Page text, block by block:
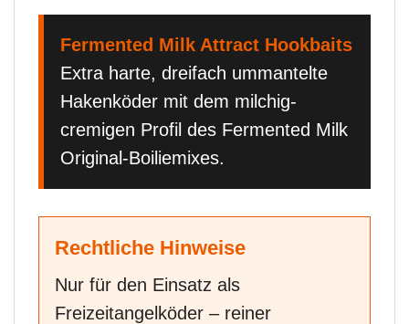
Fermented Milk Attract Hookbaits
Extra harte, dreifach ummantelte
Hakenköder mit dem milchig-
cremigen Profil des Fermented Milk
Original-Boiliemixes.
Rechtliche Hinweise
Nur für den Einsatz als
Freizeitangelköder – reiner